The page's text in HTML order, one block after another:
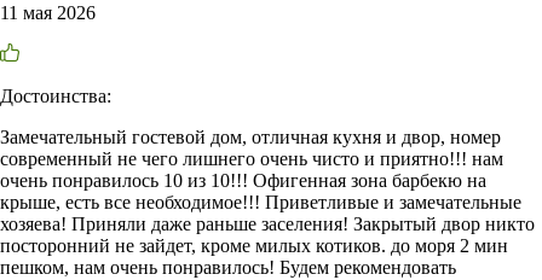
11 мая 2026
Достоинства:
Замечательный гостевой дом, отличная кухня и двор, номер
современный не чего лишнего очень чисто и приятно!!! нам
очень понравилось 10 из 10!!! Офигенная зона барбекю на
крыше, есть все необходимое!!! Приветливые и замечательные
хозяева! Приняли даже раньше заселения! Закрытый двор никто
посторонний не зайдет, кроме милых котиков. до моря 2 мин
пешком, нам очень понравилось! Будем рекомендовать